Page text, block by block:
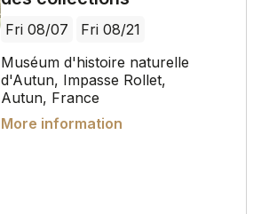
Fri 08/07
Fri 08/21
Muséum d'histoire naturelle
d'Autun, Impasse Rollet,
Autun, France
More information